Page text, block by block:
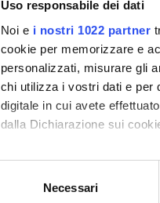
Uso responsabile dei dati
Noi e i nostri 1022 partner
cookie per memorizzare e
personalizzati, misurare gli
chi utilizza i vostri dati e per
digitale in cui avete
dalla Dichiarazione sui
Con il tuo consenso,
raccogliere
Necessari